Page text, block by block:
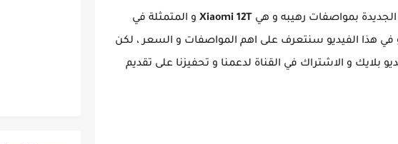
بمواصفات رهيبه و هي Xiaomi 12T و المتمثلة في
في هذا الفيديو سنتعرف على اهم المواصفات و السعر ، لكن
بلايك و الاشتراك في القناة لدعمنا و تحفيزنا على تقديم